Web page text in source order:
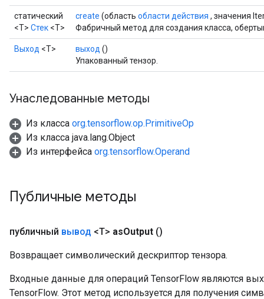
статический
<T> Стек <T>
create (область области действия , значения
Фабричный метод для создания класса,
Выход <Т> выход ()
Упакованный тензор.
Унаследованные методы
Из класса org.tensorflow.op.PrimitiveOp
Из класса java.lang.Object
Из интерфейса org.tensorflow.Operand
Публичные методы
публичный вывод <T> asOutput ()
Возвращает символический дескриптор тензора.
Входные данные для операций TensorFlow являются
TensorFlow. Этот метод используется для получения